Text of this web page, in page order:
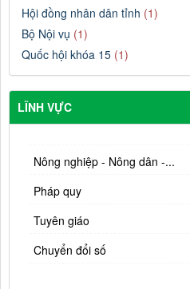
Hội đồng nhân dân tỉnh (1)
Bộ Nội vụ (1)
Quốc hội khóa 15 (1)
LĨNH VỰC
Nông nghiệp - Nông dân -...
Pháp quy
Tuyên giáo
Chuyển đổi số